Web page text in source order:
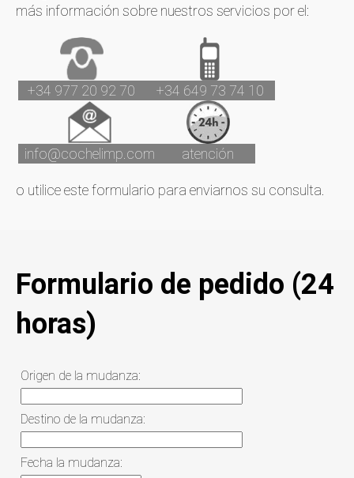
más información sobre nuestros servicios por el:
+34 977 20 92 70 +34 649 73 74 10
info@cochelimp.com atención
o utilice este formulario para enviarnos su consulta.
Formulario de pedido (24
horas)
Origen de la mudanza:
Destino de la mudanza:
Fecha la mudanza: